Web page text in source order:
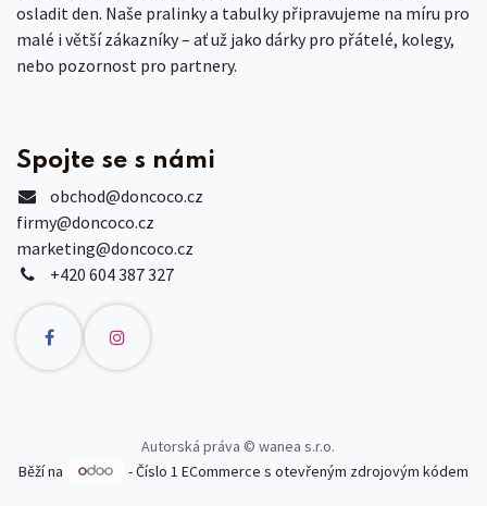
osladit den. Naše pralinky a tabulky připravujeme na míru pro
malé i větší zákazníky – ať už jako dárky pro přátelé, kolegy,
nebo pozornost pro partnery.
Spojte se s námi
obchod@doncoco.cz
firmy@doncoco.cz
marketing@doncoco.cz
+420 604 387 327
Autorská práva © wanea s.r.o.
Běží na
- Číslo 1ECommerce s otevřeným zdrojovým kódem